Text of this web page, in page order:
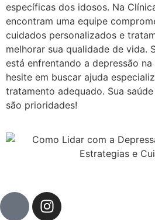
específicas dos idosos. Na
encontram uma equipe
cuidados personalizados e
melhorar sua qualidade de vida.
está enfrentando a depressão
hesite em buscar ajuda
tratamento adequado. Sua
são prioridades!